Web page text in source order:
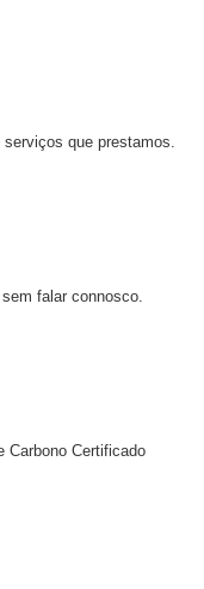
que prestamos.
falar connosco.
Carbono Certificado